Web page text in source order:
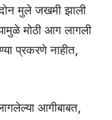
मुले जखमी झाली
मोठी आग लागली
प्रकरणे नाहीत,
आगीबाबत,